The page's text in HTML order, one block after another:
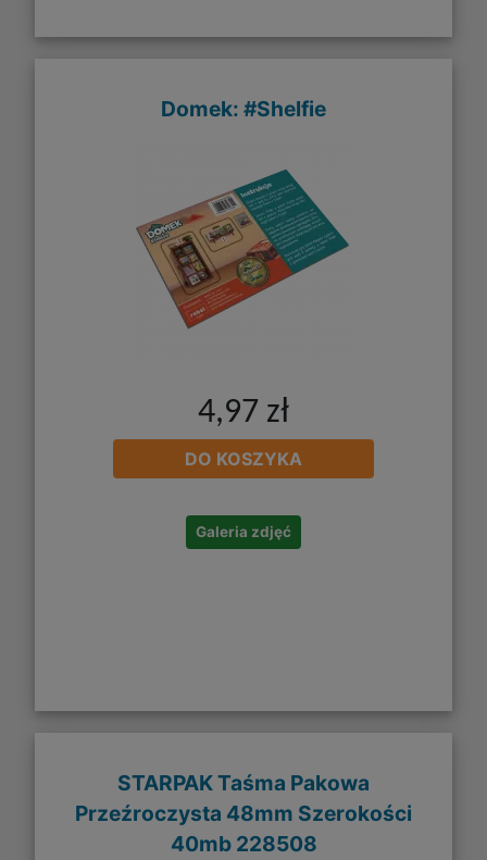
Domek: #Shelfie
4,97 zł
DO KOSZYKA
Galeria zdjęć
STARPAK Taśma Pakowa
Przeźroczysta 48mm Szerokości
40mb 228508